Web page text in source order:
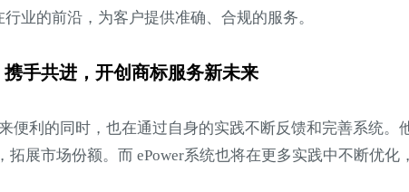
业的前沿，为客户提供准确、合规的服务。
携手共进，开创商标服务新未来
便利的同时，也在通过自身的实践不断反馈和完善系统。
展市场份额。 而 ePower系统也将在更多实践中不断优